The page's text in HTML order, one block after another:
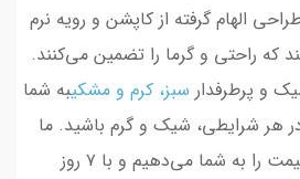
الهام گرفته از کاپشن و رویه نرم
که راحتی و گرما را تضمین می‌کنند.
و پرطرفدار سبز، کرم و مشکیبه شما
هر شرایطی، شیک و گرم باشید. ما
ضمانت بهترین جنس و قیمت را به شما می‌دهیم و با ۷ روز